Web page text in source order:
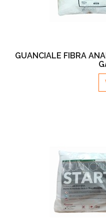
GUANCIALE FIBRA